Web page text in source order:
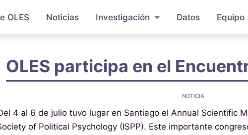
OLES Noticias Investigación Datos Equipo
OLES participa en el
NOTICIA
4 al 6 de julio tuvo lugar en Santiago el Annual Scientific
of Political Psychology (ISPP). Este importante